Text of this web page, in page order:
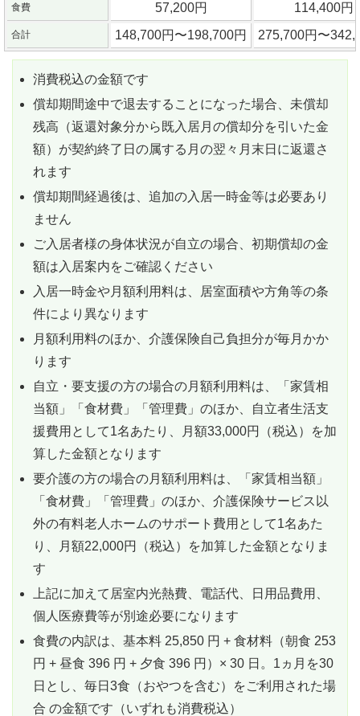
食費 57,200円 114,400円
合計 148,700円〜198,700円 275,700円〜
消費税込の金額です
償却期間途中で退去することになった場合、未償却
残高（返還対象分から既入居月の償却分を引いた金
額）が契約終了日の属する月の翌々月末日に返還さ
れます
償却期間経過後は、追加の入居一時金等は必要あり
ません
ご入居者様の身体状況が自立の場合、初期償却の金
額は入居案内をご確認ください
入居一時金や月額利用料は、居室面積や方角等の条
件により異なります
月額利用料のほか、介護保険自己負担分が毎月かか
ります
自立・要支援の方の場合の月額利用料は、「家賃相
当額」「食材費」「管理費」のほか、自立者生活支
援費用として1名あたり、月額33,000円（税込）を加
算した金額となります
要介護の方の場合の月額利用料は、「家賃相当額」
「食材費」「管理費」のほか、介護保険サービス以
外の有料老人ホームのサポート費用として1名あた
り、月額22,000円（税込）を加算した金額となりま
す
上記に加えて居室内光熱費、電話代、日用品費用、
個人医療費等が別途必要になります
食費の内訳は、基本料 25,850 円 + 食材料（朝食 253
円 + 昼食 396 円 + 夕食 396 円）× 30 日。1ヵ月を30
日とし、毎日3食（おやつを含む）をご利用された場
合 の金額です（いずれも消費税込）